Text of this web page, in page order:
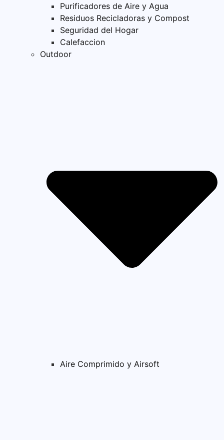
Purificadores de Aire y Agua
Residuos Recicladoras y Compost
Seguridad del Hogar
Calefaccion
Outdoor
Aire Comprimido y Airsoft